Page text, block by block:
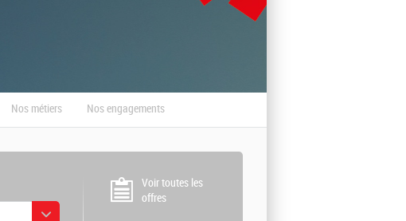
Nos métiers Nos engagements
ou des valeurs
Voir toutes les
offres